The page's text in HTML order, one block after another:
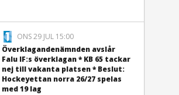
ONS 29 JUL 15:00
Överklagandenämnden avslår
Falu IF:s överklagan * KB 65 tackar
nej till vakanta platsen * Beslut:
Hockeyettan norra 26/27 spelas
med 19 lag